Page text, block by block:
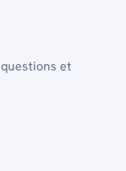
et